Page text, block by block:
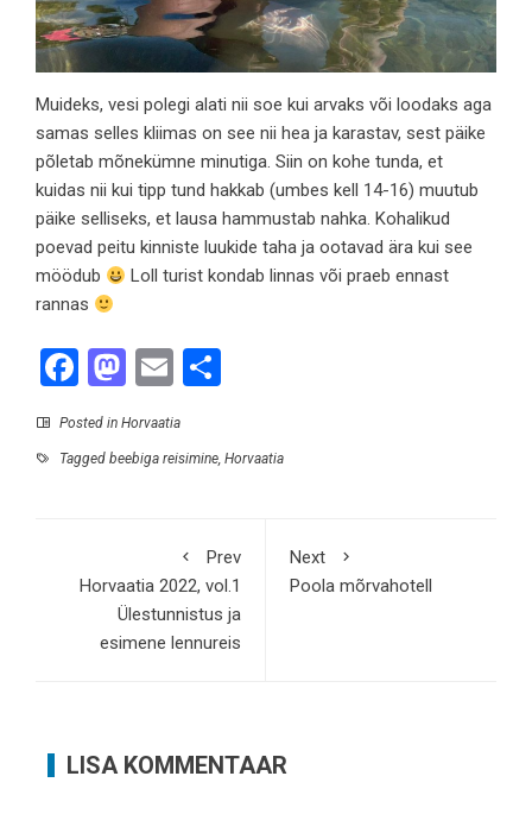
Muideks, vesi polegi alati nii soe kui arvaks või loodaks aga
samas selles kliimas on see nii hea ja karastav, sest päike
põletab mõnekümne minutiga. Siin on kohe tunda, et
kuidas nii kui tipp tund hakkab (umbes kell 14-16) muutub
päike selliseks, et lausa hammustab nahka. Kohalikud
poevad peitu kinniste luukide taha ja ootavad ära kui see
möödub
Loll turist kondab linnas või praeb ennast
rannas
Facebook
Mastodon
Email
Posted in Horvaatia
Tagged beebiga reisimine, Horvaatia
Prev
Horvaatia 2022, vol.1
Ülestunnistus ja
esimene lennureis
Next
Poola mõrvahotell
LISA KOMMENTAAR